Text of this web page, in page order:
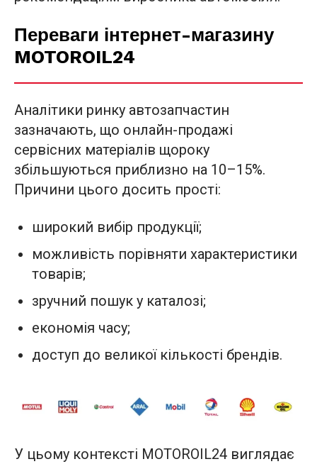
Переваги інтернет-магазину
MOTOROIL24
Аналітики ринку автозапчастин
зазначають, що онлайн-продажі
сервісних матеріалів щороку
збільшуються приблизно на 10–15%.
Причини цього досить прості:
широкий вибір продукції;
можливість порівняти характеристики
товарів;
зручний пошук у каталозі;
економія часу;
доступ до великої кількості брендів.
У цьому контексті MOTOROIL24 виглядає